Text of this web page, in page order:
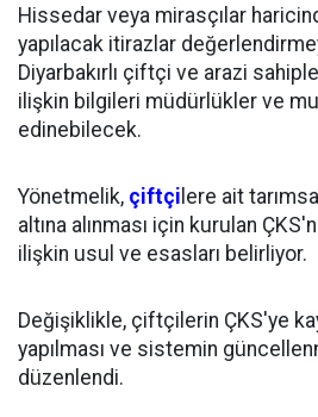
Hissedar veya mirasçılar
yapılacak itirazlar
Diyarbakırlı çiftçi ve arazi
ilişkin bilgileri müdürlükler ve
edinebilecek.
Yönetmelik, çiftçi lere ait
altına alınması için kurulan
ilişkin usul ve esasları belirliyor.
Değişiklikle, çiftçilerin ÇKS'ye
yapılması ve sistemin
düzenlendi.